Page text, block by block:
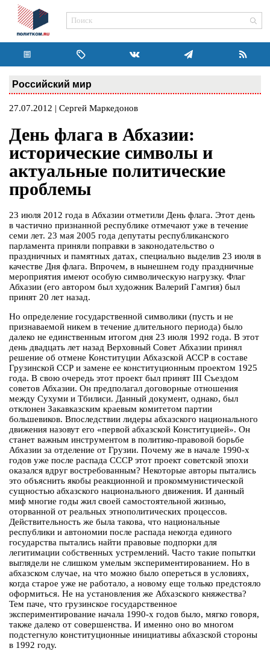
Российский мир
27.07.2012 | Сергей Маркедонов
День флага в Абхазии:
исторические символы и
актуальные политические
проблемы
23 июля 2012 года в Абхазии отметили День флага. Этот день
в частично признанной республике отмечают уже в течение
семи лет. 23 мая 2005 года депутаты республиканского
парламента приняли поправки в законодательство о
праздничных и памятных датах, специально выделив 23 июля в
качестве Дня флага. Впрочем, в нынешнем году праздничные
мероприятия имеют особую символическую нагрузку. Флаг
Абхазии (его автором был художник Валерий Гамгия) был
принят 20 лет назад.
Но определение государственной символики (пусть и не
признаваемой никем в течение длительного периода) было
далеко не единственным итогом дня 23 июля 1992 года. В этот
день двадцать лет назад Верховный Совет Абхазии принял
решение об отмене Конституции Абхазской АССР в составе
Грузинской ССР и замене ее конституционным проектом 1925
года. В свою очередь этот проект был принят III Съездом
советов Абхазии. Он предполагал договорные отношения
между Сухуми и Тбилиси. Данный документ, однако, был
отклонен Закавказским краевым комитетом партии
большевиков. Впоследствии лидеры абхазского национального
движения назовут его «первой абхазской Конституцией». Он
станет важным инструментом в политико-правовой борьбе
Абхазии за отделение от Грузии. Почему же в начале 1990-х
годов уже после распада СССР этот проект советской эпохи
оказался вдруг востребованным? Некоторые авторы пытались
это объяснить якобы реакционной и прокоммунистической
сущностью абхазского национального движения. И данный
миф многие годы жил своей самостоятельной жизнью,
оторванной от реальных этнополитических процессов.
Действительность же была такова, что национальные
республики и автономии после распада некогда единого
государства пытались найти правовые подпорки для
легитимации собственных устремлений. Часто такие попытки
выглядели не слишком умелым экспериментированием. Но в
абхазском случае, на что можно было опереться в условиях,
когда старое уже не работало, а новому еще только предстояло
оформиться. Не на установления же Абхазского княжества?
Тем паче, что грузинское государственное
экспериментирование начала 1990-х годов было, мягко говоря,
также далеко от совершенства. И именно оно во многом
подстегнуло конституционные инициативы абхазской стороны
в 1992 году.